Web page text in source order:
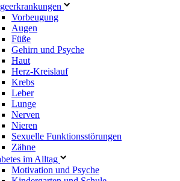
Vorbeugung
Augen
Füße
Gehirn und Psyche
Haut
Herz-Kreislauf
Krebs
Leber
Lunge
Nerven
Nieren
Sexuelle Funktionsstörungen
Zähne
im Alltag
Motivation und Psyche